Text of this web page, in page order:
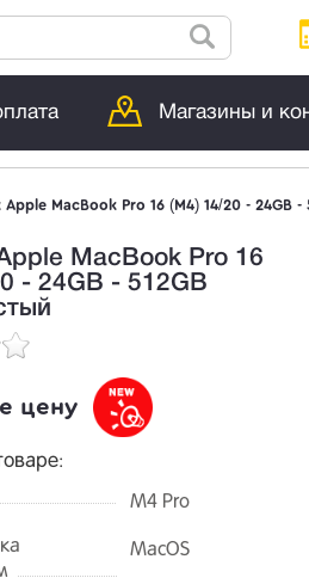
Магазины и
Apple MacBook Pro 16 (M4) 14/20 - 24GB -
MacBook Pro 16
- 24GB - 512GB
цену
M4 Pro
MacOS